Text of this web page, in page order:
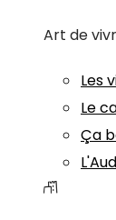
Art de
Les
Le
Ça